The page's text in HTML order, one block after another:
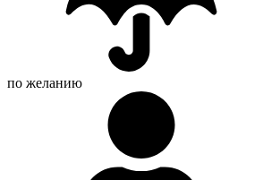
по желанию